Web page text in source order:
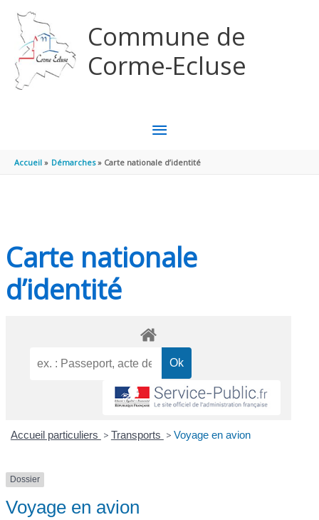
Commune de
Corme-Ecluse
MENU
PRINCIPAL
Accueil Démarches Carte nationale d’identité
Carte nationale
d’identité
Accueil particuliers > Transports > Voyage en avion
Dossier
Voyage en avion